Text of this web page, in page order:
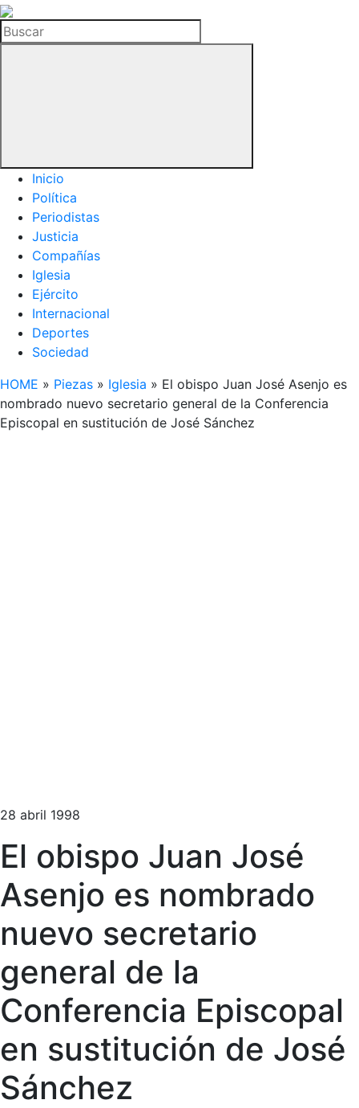
La
Hemeroteca
del
Buscar
Inicio
Política
Periodistas
Justicia
Compañías
Iglesia
Ejército
Internacional
Deportes
Sociedad
HOME » Piezas » Iglesia » El obispo Juan José Asenjo es
nombrado nuevo secretario general de la Conferencia
Episcopal en sustitución de José Sánchez
28 abril 1998
El obispo Juan José
Asenjo es nombrado
nuevo secretario
general de la
Conferencia Episcopal
en sustitución de José
Sánchez